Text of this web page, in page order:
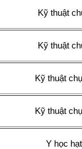
Kỹ thuật
Kỹ thuật
Kỹ thuật
Kỹ thuật
Y học